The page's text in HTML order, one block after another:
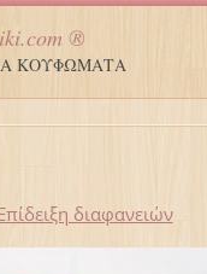
®
ΚΟΥΦΩΜΑΤΑ
διαφανειών